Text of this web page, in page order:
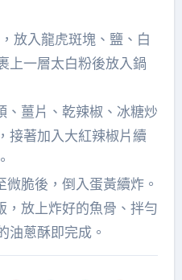
放入龍虎斑塊、鹽、白
上一層太白粉後放入鍋
、薑片、乾辣椒、冰糖炒
接著加入大紅辣椒片續
脆後，倒入蛋黃續炸。
，放上炸好的魚骨、拌勻
油蔥酥即完成。